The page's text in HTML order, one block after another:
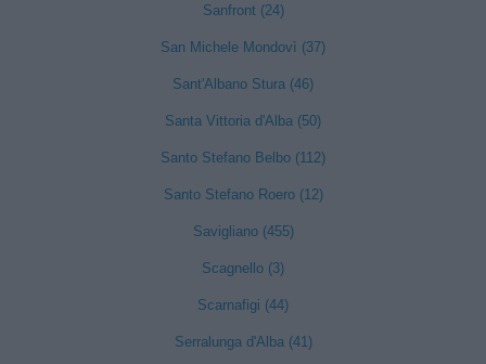
Sanfront (24)
San Michele Mondovì (37)
Sant'Albano Stura (46)
Santa Vittoria d'Alba (50)
Santo Stefano Belbo (112)
Santo Stefano Roero (12)
Savigliano (455)
Scagnello (3)
Scarnafigi (44)
Serralunga d'Alba (41)